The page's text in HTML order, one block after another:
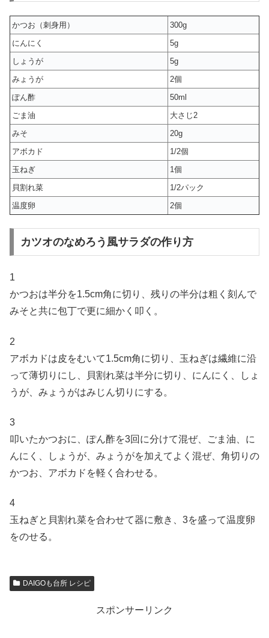
かつお（刺身用）
300g
にんにく
5g
しょうが
5g
みょうが
2個
ぽん酢
50ml
ごま油
大さじ2
みそ
20g
アボカド
1/2個
玉ねぎ
1個
貝割れ菜
1/2パック
温度卵
2個
カツオのなめろう風サラダの作り方
1
かつおは半分を1.5cm角に切り、残りの半分は粗く刻んで
みそと共に包丁で更に細かく叩く。
2
アボカドは皮をむいて1.5cm角に切り、玉ねぎは繊維に沿
って薄切りにし、貝割れ菜は半分に切り、にんにく、しょ
うが、みょうがはみじん切りにする。
3
叩いたかつおに、ぽん酢を3回に分けて混ぜ、ごま油、に
んにく、しょうが、みょうがを加えてよく混ぜ、角切りの
かつお、アボカドを軽く合わせる。
4
玉ねぎと貝割れ菜を合わせて器に敷き、3を盛って温度卵
をのせる。
DAIGOも台所 レシピ
スポンサーリンク